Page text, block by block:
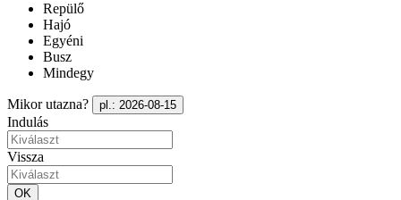
Repülő
Hajó
Egyéni
Busz
Mindegy
Mikor utazna? pl.: 2026-08-15
Indulás
Vissza
OK